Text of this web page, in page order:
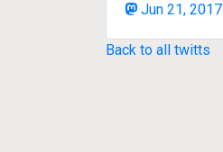
Jun 21, 2017
Back to all twitts